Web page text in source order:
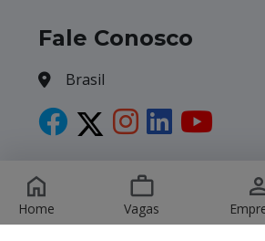
Home Vagas
Fale Conosco
Brasil
Copyright © 2026 Havagas. All Rights